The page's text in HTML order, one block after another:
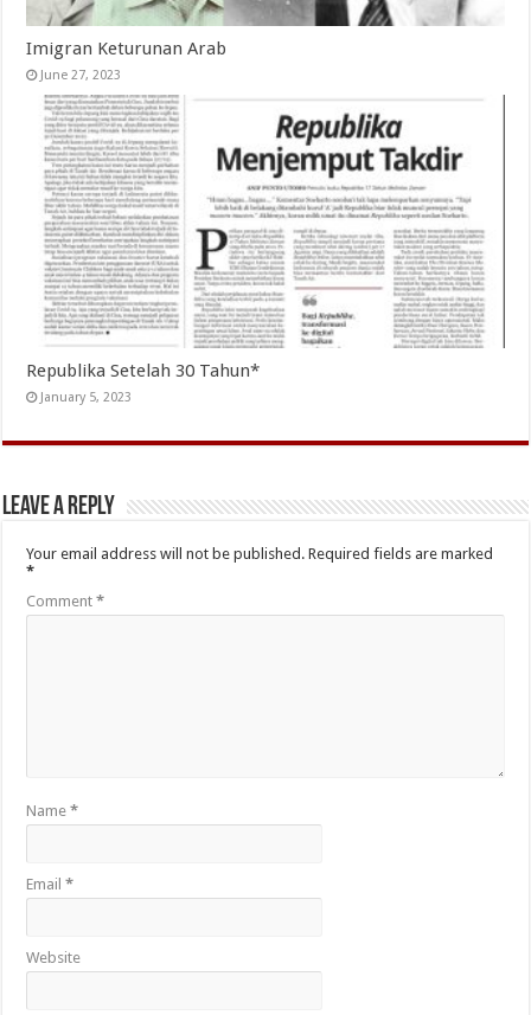
Imigran Keturunan Arab
June 27, 2023
Republika Setelah 30 Tahun*
January 5, 2023
Leave a Reply
Your email address will not be published. Required fields are marked
*
Comment*
Name*
Email*
Website